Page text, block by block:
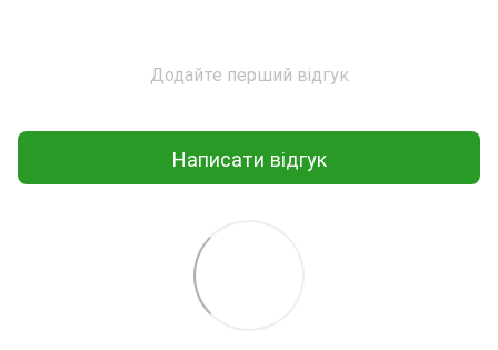
Додайте перший відгук
Написати відгук